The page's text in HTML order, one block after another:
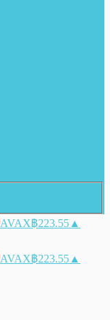
AVAX฿223.55 ▲
AVAX฿223.55 ▲